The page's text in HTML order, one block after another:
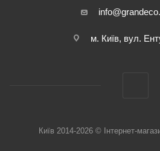
м. Київ, вул.
Київ 2014-2026 © Інтернет-